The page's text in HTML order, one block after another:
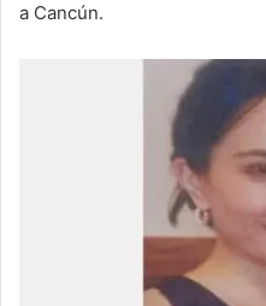
a Cancún.